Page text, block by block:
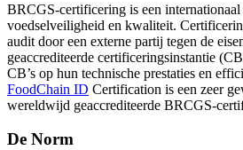
BRCGS-certificering is een
voedselveiligheid en kwaliteit.
audit door een externe partij tegen de
geaccrediteerde certificeringsinstantie
CB’s op hun technische prestaties en
FoodChain ID Certification is een zeer
wereldwijd geaccrediteerde BRCGS-
De Norm